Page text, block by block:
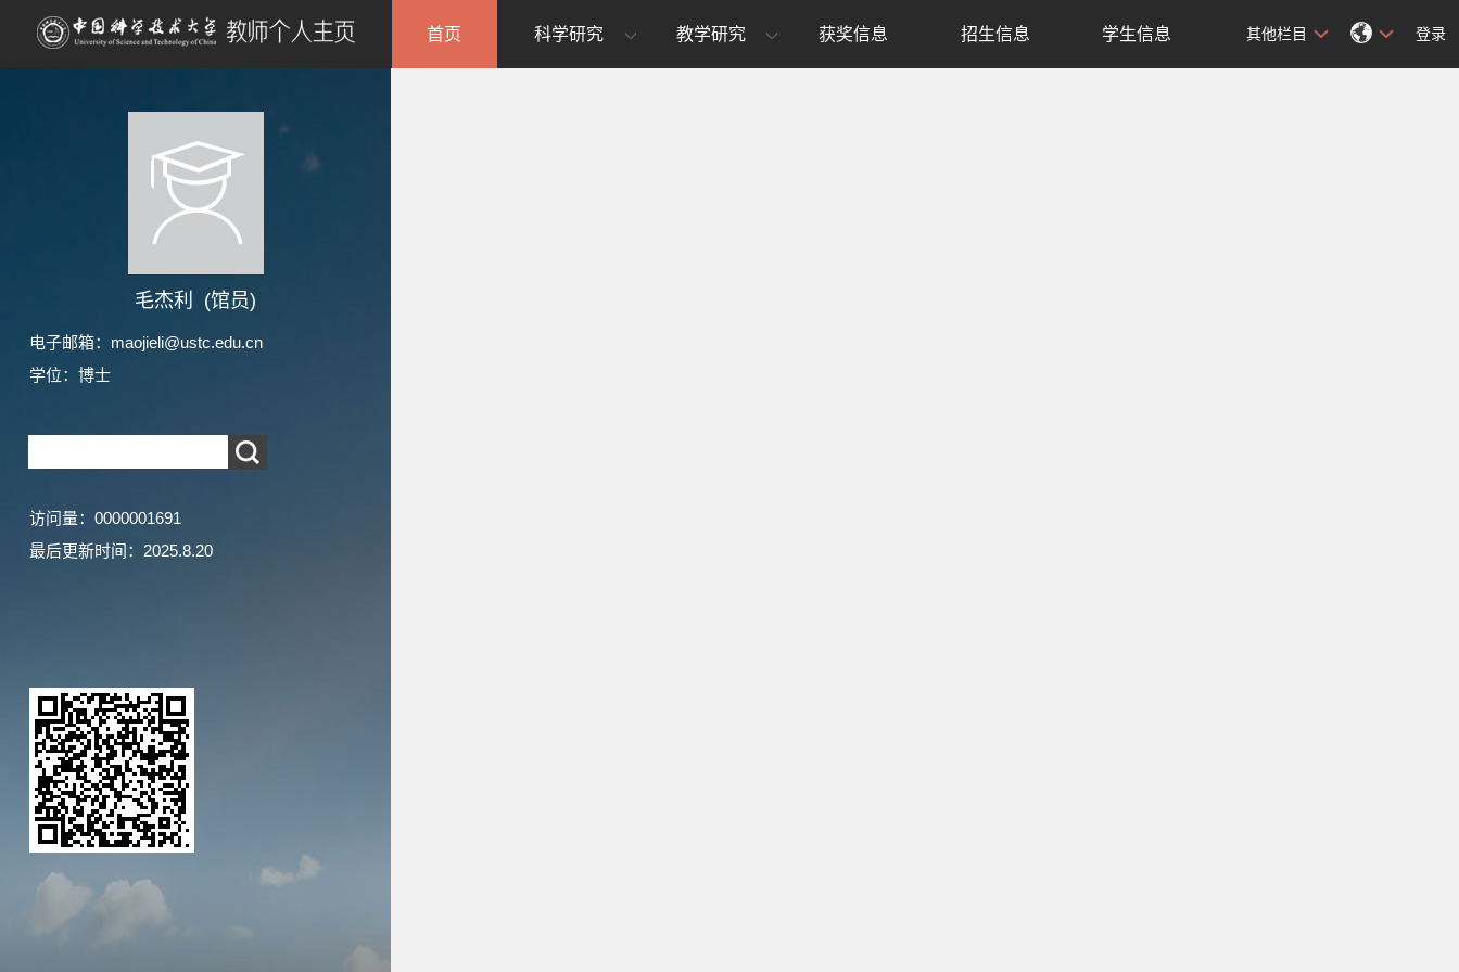
毛杰利 (馆员)
电子邮箱： maojieli@ustc.edu.cn
学位：博士
访问量： 0000001691
最后更新时间： 2025.8.20
首页 科学研究 教学研究 获奖信息 招生信息 学生信息 其他栏目 登录